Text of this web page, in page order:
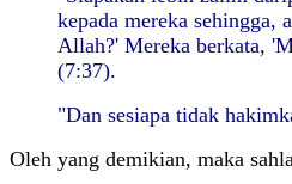
kepada mereka sehingga,
Allah?' Mereka berkata,
(7:37).
"Dan sesiapa tidak
Oleh yang demikian, maka